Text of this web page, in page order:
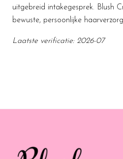
uitgebreid intakegesprek. Blush
bewuste, persoonlijke
Laatste verificatie: 2026-07